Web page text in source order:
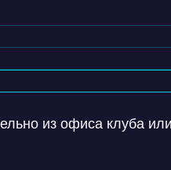
из офиса клуба